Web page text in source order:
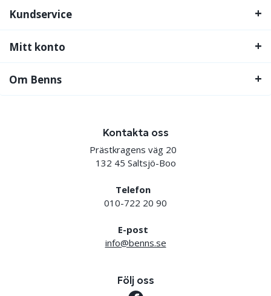
Kundservice
Mitt konto
Om Benns
Kontakta oss
Prästkragens väg 20
132 45 Saltsjö-Boo
Telefon
010-722 20 90
E-post
info@benns.se
Följ oss